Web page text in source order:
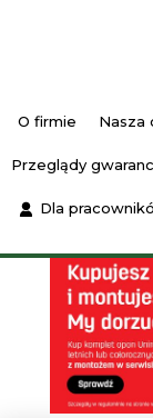
O firmie Nasza
Przeglądy
Dla